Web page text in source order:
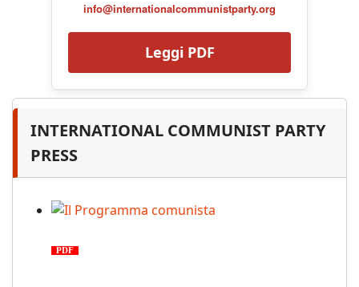
info@internationalcommunistparty.org
Leggi PDF
INTERNATIONAL COMMUNIST PARTY
PRESS
PDF